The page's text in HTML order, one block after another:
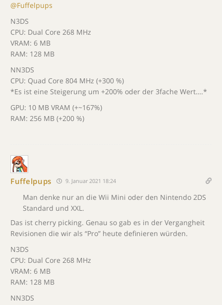
@Fuffelpups
N3DS
CPU: Dual Core 268 MHz
VRAM: 6 MB
RAM: 128 MB
NN3DS
CPU: Quad Core 804 MHz (+300 %)
*Es ist eine Steigerung um +200% oder der 3fache Wert….*
GPU: 10 MB VRAM (+~167%)
RAM: 256 MB (+200 %)
Fuffelpups 9. Januar 2021 18:24
Man denke nur an die Wii Mini oder den Nintendo 2DS
Standard und XXL.
Das ist cherry picking. Genau so gab es in der Vergangheit
Revisionen die wir als “Pro” heute definieren würden.
N3DS
CPU: Dual Core 268 MHz
VRAM: 6 MB
RAM: 128 MB
NN3DS